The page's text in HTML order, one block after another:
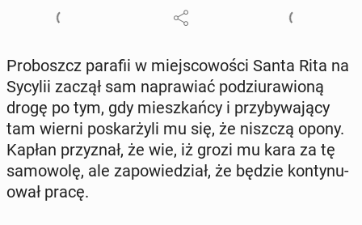
Pro­boszcz parafii w miej­sco­wo­ści Santa Rita na
Sycylii zaczął sam na­pra­wiać po­dziu­ra­wio­ną
drogę po tym, gdy miesz­kań­cy i przy­by­wa­ją­cy
tam wierni po­skar­ży­li mu się, że niszczą opony.
Kapłan przy­znał, że wie, iż grozi mu kara za tę
sa­mo­wo­lę, ale za­po­wie­dział, że będzie kon­ty­nu­
ował pracę.